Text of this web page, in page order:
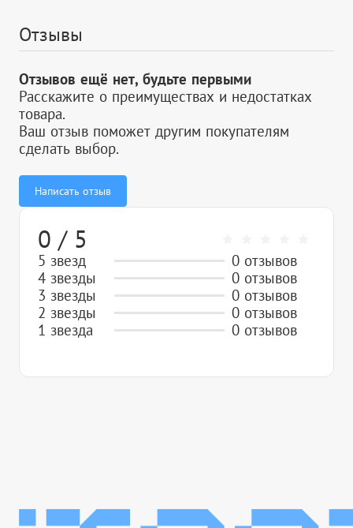
Отзывы
Отзывов ещё нет, будьте первыми
Расскажите о преимуществах и недостатках
товара.
Ваш отзыв поможет другим покупателям
сделать выбор.
Написать отзыв
0 / 5
5 звезд
0 отзывов
4 звезды
0 отзывов
3 звезды
0 отзывов
2 звезды
0 отзывов
1 звезда
0 отзывов